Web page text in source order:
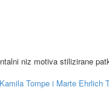
niz motiva stilizirane
Tompe i Marte Ehrlich